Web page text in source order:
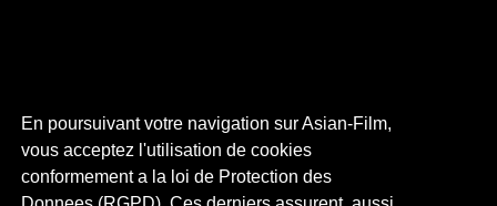
En poursuivant votre navigation sur Asian-Film,
vous acceptez l'utilisation de cookies
conformement a la loi de Protection des